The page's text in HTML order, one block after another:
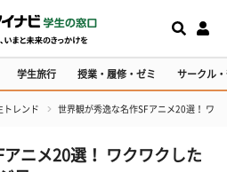
学生旅行 授業・履修・ゼミ サークル
トレンド 世界観が秀逸な名作SFアニメ20選！ ワク
ニメ20選！ ワクワクした